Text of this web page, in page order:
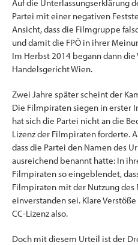
Auf die Unterlassungserklärung
Partei mit einer negativen
Ansicht, dass die Filmgruppe
und damit die FPÖ in ihrer
Im Herbst 2014 begann dann
Handelsgericht Wien.
Zwei Jahre später scheint der
Die Filmpiraten siegen in erster
hat sich die Partei nicht an die
Lizenz der Filmpiraten forderte.
dass die Partei den Namen des
ausreichend benannt hatte: In
Filmpiraten so eingeblendet,
Filmpiraten mit der Nutzung des
einverstanden sei. Klare
CC-Lizenz also.
Doch mit diesem Urteil ist der